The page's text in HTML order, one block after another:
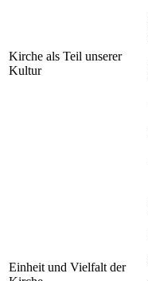
Kirche als Teil unserer
Kultur
Einheit und Vielfalt der